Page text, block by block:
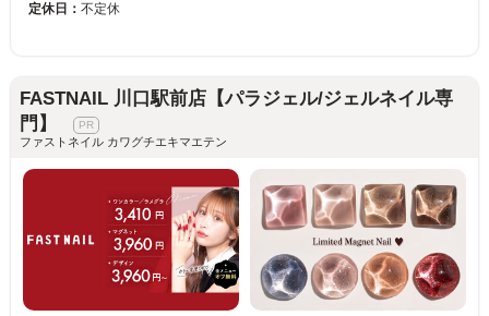
定休日： 不定休
FASTNAIL 川口駅前店【パラジェル/ジェルネイル専
門】
ファストネイル カワグチエキマエテン